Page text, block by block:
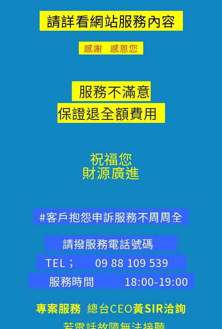
請詳看網站服務內容
感謝 感恩您
服務不滿意
保證退全額費用
祝福您
財源廣進
#客戶抱怨申訴服務不周周全
請撥服務電話號碼
TEL； 09 88 109 539
服務時間 18:00-19:00
專案服務 總台CEO黃SIR洽詢